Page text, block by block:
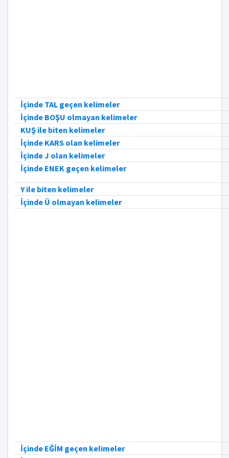
İçinde TAL geçen kelimeler
İçinde BOŞU olmayan kelimeler
KUŞ ile biten kelimeler
İçinde KARS olan kelimeler
İçinde J olan kelimeler
İçinde ENEK geçen kelimeler
Y ile biten kelimeler
İçinde Ü olmayan kelimeler
İçinde EĞİM geçen kelimeler